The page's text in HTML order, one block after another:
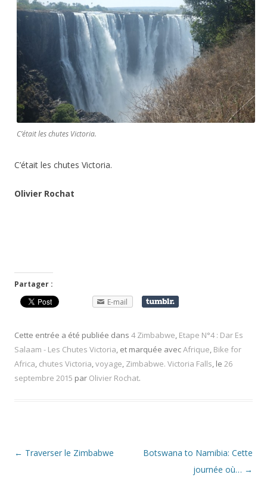
C’était les chutes Victoria.
C’était les chutes Victoria.
Olivier Rochat
Partager :
E-mail
Cette entrée a été publiée dans 4 Zimbabwe, Etape N°4 : Dar Es
Salaam - Les Chutes Victoria, et marquée avecAfrique, Bike for
Africa, chutes Victoria,voyage, Zimbabwe. Victoria Falls, le 26
septembre 2015 par Olivier Rochat.
Navigation
← Traverser le Zimbabwe
Botswana to Namibia: Cette
journée où… →